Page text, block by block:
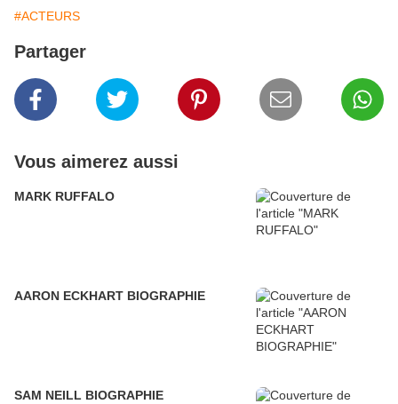
#ACTEURS
Partager
Vous aimerez aussi
MARK RUFFALO
AARON ECKHART BIOGRAPHIE
SAM NEILL BIOGRAPHIE